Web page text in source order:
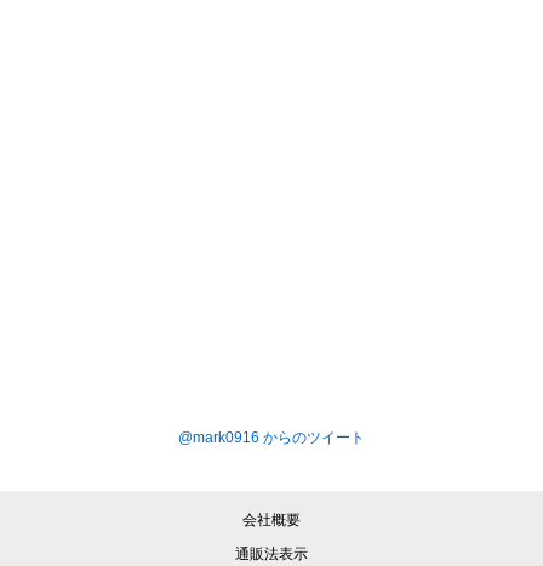
@mark0916 からのツイート
会社概要
通販法表示